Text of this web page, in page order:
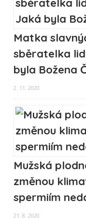
Matka
sběratelka
byla Božena
2. 11. 2020
Mužská
změnou
spermiím
21. 8. 2020